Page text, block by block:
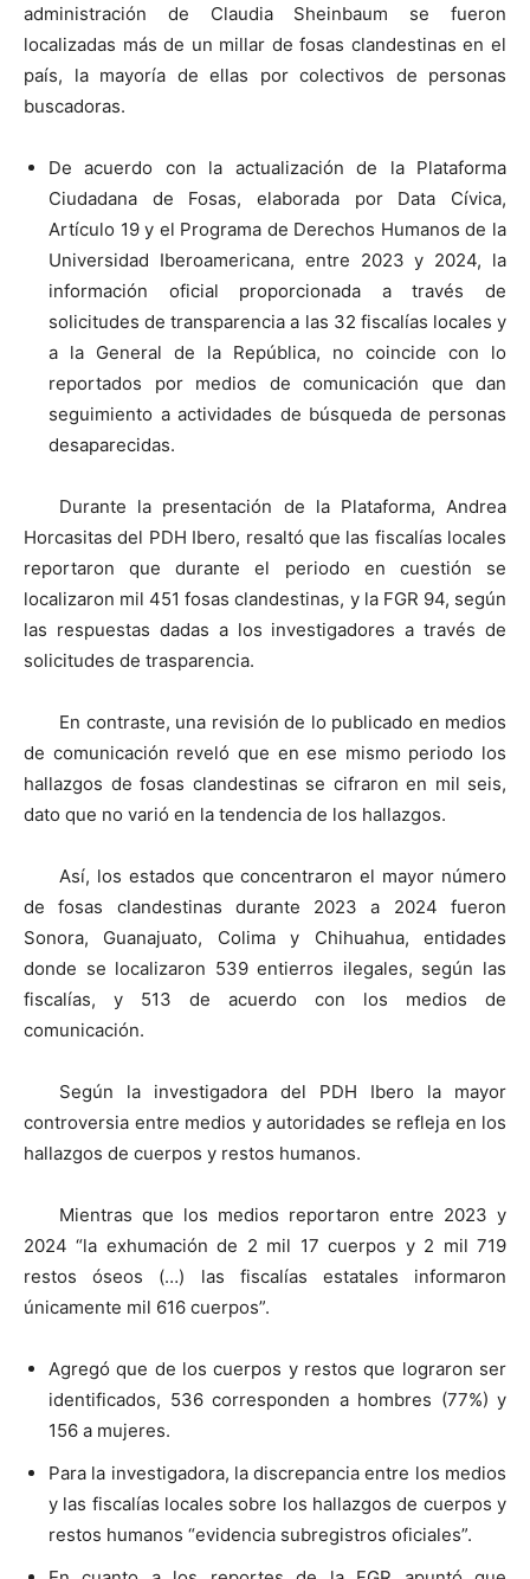
administración de Claudia Sheinbaum se fueron
localizadas más de un millar de fosas clandestinas en el
país, la mayoría de ellas por colectivos de personas
buscadoras.
De acuerdo con la actualización de la Plataforma
Ciudadana de Fosas, elaborada por Data Cívica,
Artículo 19 y el Programa de Derechos Humanos de la
Universidad Iberoamericana, entre 2023 y 2024, la
información oficial proporcionada a través de
solicitudes de transparencia a las 32 fiscalías locales y
a la General de la República, no coincide con lo
reportados por medios de comunicación que dan
seguimiento a actividades de búsqueda de personas
desaparecidas.
Durante la presentación de la Plataforma, Andrea
Horcasitas del PDH Ibero, resaltó que las fiscalías locales
reportaron que durante el periodo en cuestión se
localizaron mil 451 fosas clandestinas, y la FGR 94, según
las respuestas dadas a los investigadores a través de
solicitudes de trasparencia.
En contraste, una revisión de lo publicado en medios
de comunicación reveló que en ese mismo periodo los
hallazgos de fosas clandestinas se cifraron en mil seis,
dato que no varió en la tendencia de los hallazgos.
Así, los estados que concentraron el mayor número
de fosas clandestinas durante 2023 a 2024 fueron
Sonora, Guanajuato, Colima y Chihuahua, entidades
donde se localizaron 539 entierros ilegales, según las
fiscalías, y 513 de acuerdo con los medios de
comunicación.
Según la investigadora del PDH Ibero la mayor
controversia entre medios y autoridades se refleja en los
hallazgos de cuerpos y restos humanos.
Mientras que los medios reportaron entre 2023 y
2024 “la exhumación de 2 mil 17 cuerpos y 2 mil 719
restos óseos (…) las fiscalías estatales informaron
únicamente mil 616 cuerpos”.
Agregó que de los cuerpos y restos que lograron ser
identificados, 536 corresponden a hombres (77%) y
156 a mujeres.
Para la investigadora, la discrepancia entre los medios
y las fiscalías locales sobre los hallazgos de cuerpos y
restos humanos “evidencia subregistros oficiales”.